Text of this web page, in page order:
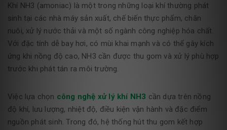
Khí NH3 (amoniac) là một trong những loại khí thường phát
sinh tại các nhà máy sản xuất, chế biến thực phẩm, chăn
nuôi, xử lý nước thải và một số ngành công nghiệp hóa chất.
Với đặc tính dễ bay hơi, có mùi khai mạnh và có thể gây kích
ứng khi nồng độ cao, NH3 cần được thu gom và xử lý phù hợp
trước khi phát tán ra môi trường.
Việc lựa chọn công nghệ xử lý khí NH3 cần dựa trên nồng
độ khí, lưu lượng, nhiệt độ, điều kiện vận hành và đặc điểm
nguồn phát sinh. Trong đó, hệ thống hút thu gom kết hợp